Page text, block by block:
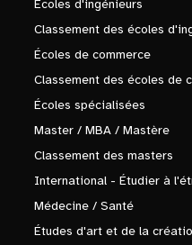
Écoles d'ingénieurs
Classement des écoles
Écoles de commerce
Classement des écoles de
Écoles spécialisées
Master / MBA / Mastère
Classement des masters
International - Étudier à
Médecine / Santé
Études d'art et de la